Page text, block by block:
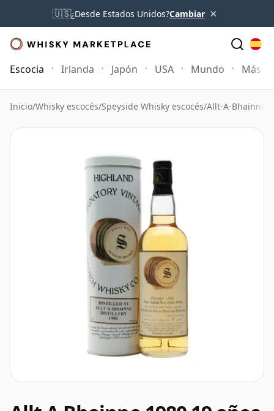
🇺🇸¿Desde Estados Unidos?Cambiar ×
Escocia Irlanda Japón USA Mundo Más
Inicio/Whisky escocés/Speyside Whisky escocés/Allt-A-Bhainne